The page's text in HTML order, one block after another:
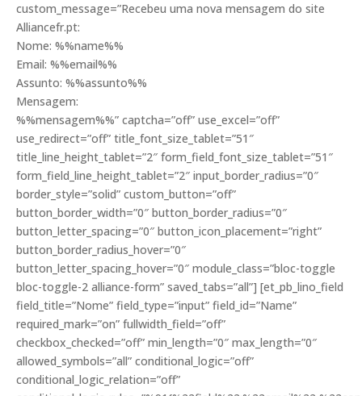
custom_message=”Recebeu uma nova mensagem do site
Alliancefr.pt:
Nome: %%name%%
Email: %%email%%
Assunto: %%assunto%%
Mensagem:
%%mensagem%%” captcha=”off” use_excel=”off”
use_redirect=”off” title_font_size_tablet=”51″
title_line_height_tablet=”2″ form_field_font_size_tablet=”51″
form_field_line_height_tablet=”2″ input_border_radius=”0″
border_style=”solid” custom_button=”off”
button_border_width=”0″ button_border_radius=”0″
button_letter_spacing=”0″ button_icon_placement=”right”
button_border_radius_hover=”0″
button_letter_spacing_hover=”0″ module_class=”bloc-toggle
bloc-toggle-2 alliance-form” saved_tabs=”all”] [et_pb_lino_field
field_title=”Nome” field_type=”input” field_id=”Name”
required_mark=”on” fullwidth_field=”off”
checkbox_checked=”off” min_length=”0″ max_length=”0″
allowed_symbols=”all” conditional_logic=”off”
conditional_logic_relation=”off”